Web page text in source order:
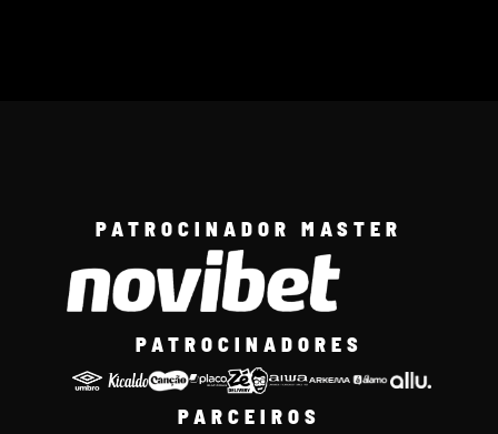
PATROCINADOR MASTER
PATROCINADORES
PARCEIROS